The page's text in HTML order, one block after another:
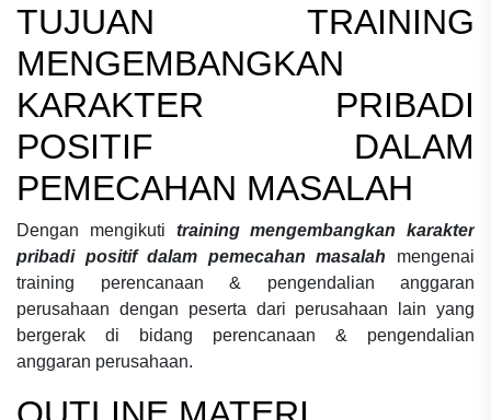
TUJUAN TRAINING
MENGEMBANGKAN
KARAKTER PRIBADI
POSITIF DALAM
PEMECAHAN MASALAH
Dengan mengikuti
training mengembangkan karakter
pribadi positif dalam pemecahan masalah mengenai
training perencanaan & pengendalian anggaran
perusahaan dengan peserta dari perusahaan lain yang
bergerak di bidang perencanaan & pengendalian
anggaran perusahaan.